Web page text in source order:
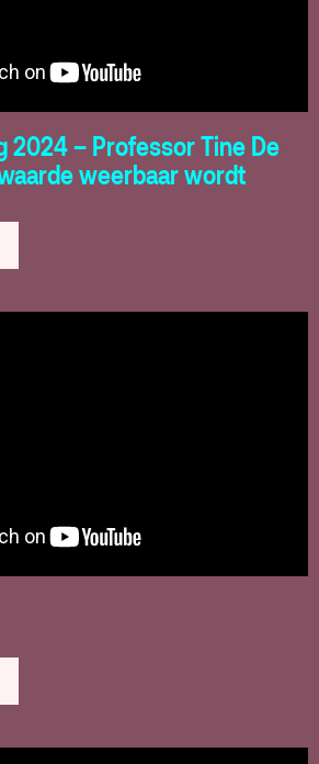
2024 – Professor Tine De
weerbaar wordt